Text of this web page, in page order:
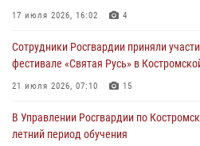
Cотрудники Росгвардии и их семьи
28 июля 2026, 06:14 2
Более пятидесяти поступивших
27 июля 2026, 09:53
17 июля 2026, 16:02 4
Сотрудники Росгвардии приняли
фестивале «Святая Русь» в
21 июля 2026, 07:10 15
В Управлении Росгвардии по
летний период обучения